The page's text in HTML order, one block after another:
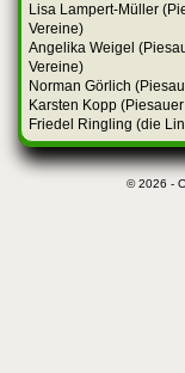
Lisa Lampert-Müller
Vereine)
Angelika Weigel
Vereine)
Norman Görlich
Karsten Kopp
Friedel Ringling (die
© 2026 -